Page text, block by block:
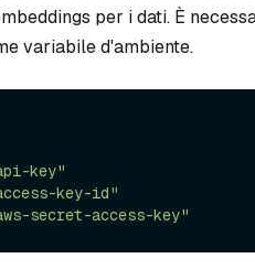
per i dati. È
variabile d'ambiente.
key"
key-id"
secret-access-key"